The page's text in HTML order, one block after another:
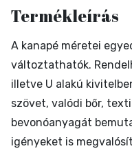
Termékleírás
A kanapé méretei
változtathatók.
illetve U alakú
szövet, valódi bőr,
bevonóanyagát
igényeket is